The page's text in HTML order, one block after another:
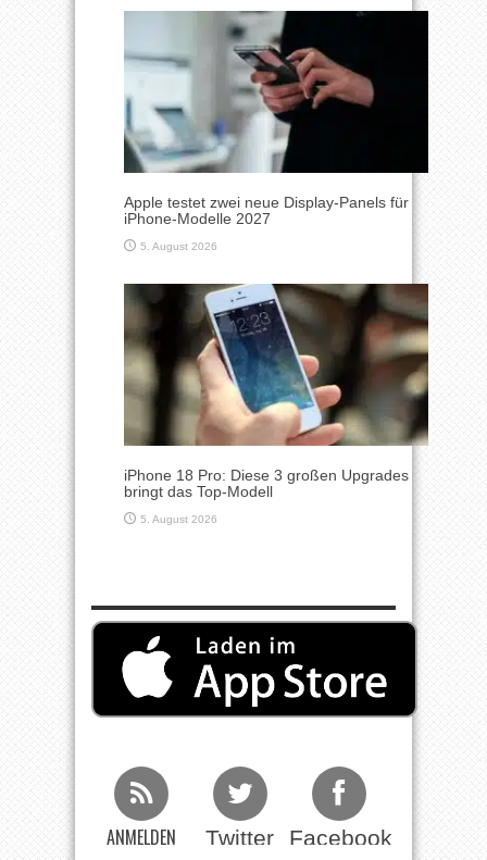
Apple testet zwei neue Display-Panels für
iPhone-Modelle 2027
5. August 2026
iPhone 18 Pro: Diese 3 großen Upgrades
bringt das Top-Modell
5. August 2026
ANMELDEN Twitter Facebook